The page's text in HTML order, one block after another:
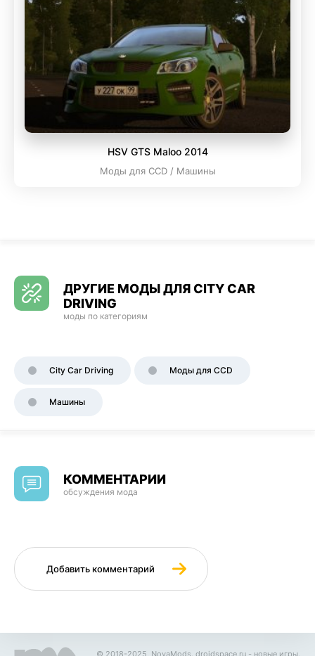
HSV GTS Maloo 2014
Моды для CCD / Машины
ДРУГИЕ МОДЫ ДЛЯ CITY CAR
DRIVING
моды по категориям
City Car Driving Моды для CCD
Машины
КОММЕНТАРИИ
обсуждения мода
Добавить комментарий
© 2018-2025, NovaMods. droidspace.ru - новые игры.